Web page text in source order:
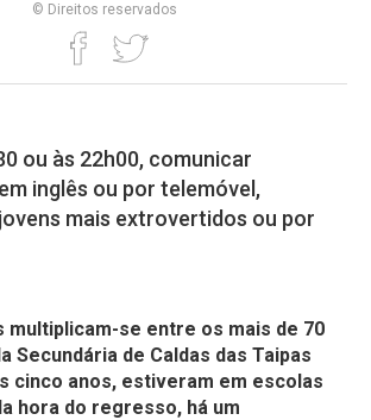
© Direitos reservados
ou às 22h00, comunicar
inglês ou por telemóvel,
mais extrovertidos ou por
multiplicam-se entre os mais de 70
Secundária de Caldas das Taipas
cinco anos, estiveram em escolas
hora do regresso, há um